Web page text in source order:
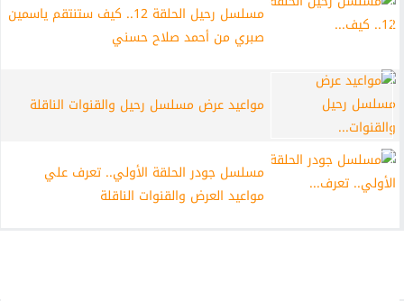
مسلسل رحيل الحلقة 12.. كيف ستنتقم ياسمين
صبري من أحمد صلاح حسني
مواعيد عرض مسلسل رحيل والقنوات الناقلة
مسلسل جودر الحلقة الأولي.. تعرف علي
مواعيد العرض والقنوات الناقلة